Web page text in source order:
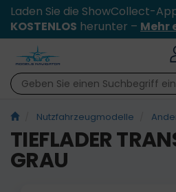
Laden Sie die ShowCollect-
KOSTENLOS herunter – Mehr
Nutzfahrzeugmodelle
TIEFLADER
GRAU